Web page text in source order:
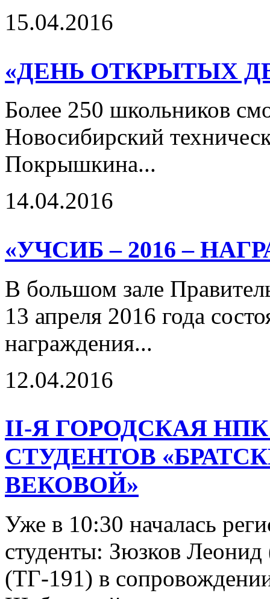
15.04.2016
«ДЕНЬ ОТКРЫТЫХ
Более 250 школьников
Новосибирский
Покрышкина...
14.04.2016
«УЧСИБ – 2016 –
В большом зале
13 апреля 2016 года
награждения...
12.04.2016
II-Я ГОРОДСКАЯ
СТУДЕНТОВ
ВЕКОВОЙ»
Уже в 10:30 началась
студенты: Зюзков
(ТГ-191) в